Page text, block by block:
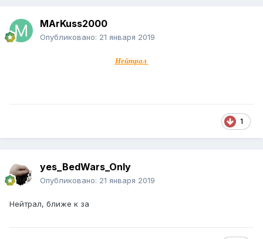
MArKuss2000
Опубликовано: 21 января 2019
Нейтрал
1
yes_BedWars_Only
Опубликовано: 21 января 2019
Нейтрал, ближе к за